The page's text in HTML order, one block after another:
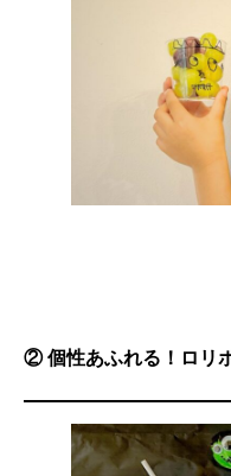
② 個性あふれる！ロリ